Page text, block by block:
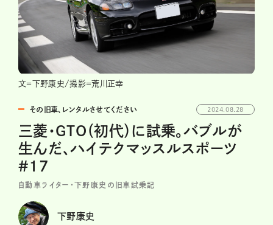
文＝下野康史/撮影＝荒川正幸
その旧車、レンタルさせてください 2024.08.28
三菱・GTO（初代）に試乗。バブルが
生んだ、ハイテクマッスルスポーツ
#17
自動車ライター・下野康史の旧車試乗記
下野康史